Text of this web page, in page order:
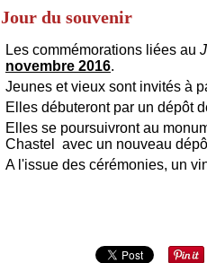
Jour du souvenir
Les commémorations liées au
novembre 2016.
Jeunes et vieux sont invités à
Elles débuteront par un dépôt
Elles se poursuivront au
Chastel avec un nouveau
A l'issue des cérémonies, un